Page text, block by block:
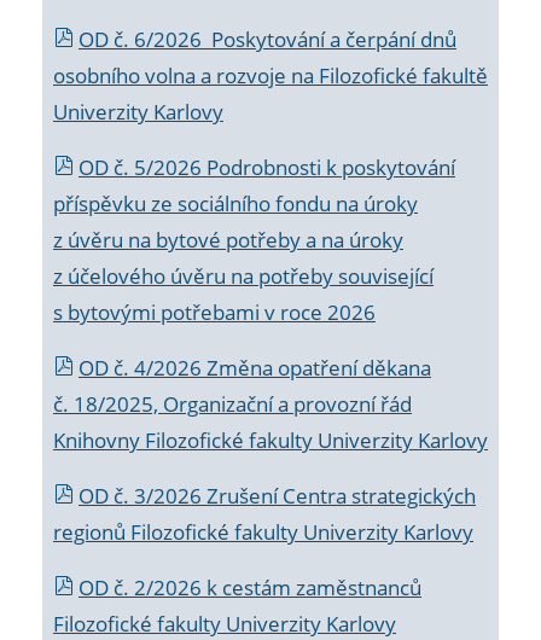
OD č. 6/2026 Poskytování a čerpání dnů
osobního volna a rozvoje na Filozofické fakultě
Univerzity Karlovy
OD č. 5/2026 Podrobnosti k poskytování
příspěvku ze sociálního fondu na úroky
z úvěru na bytové potřeby a na úroky
z účelového úvěru na potřeby související
s bytovými potřebami v roce 2026
OD č. 4/2026 Změna opatření děkana
č. 18/2025, Organizační a provozní řád
Knihovny Filozofické fakulty Univerzity Karlovy
OD č. 3/2026 Zrušení Centra strategických
regionů Filozofické fakulty Univerzity Karlovy
OD č. 2/2026 k cestám zaměstnanců
Filozofické fakulty Univerzity Karlovy